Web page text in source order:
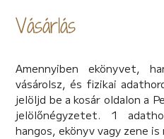
zsugorodtam egy elavult
lapjait ma már senki sem
Ezt írjátok majd sírom
szerették. Mielőtt elment,
csak az életét. Vége.”
Kozma Béla
Vásárlás
Amennyiben ekönyvet,
vásárolsz, és fizikai
jelöljd be a kosár oldalon a
jelölőnégyzetet. 1
hangos, ekönyv vagy zene